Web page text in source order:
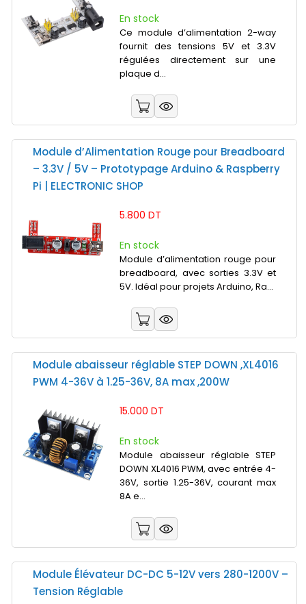
En stock
Ce module d’alimentation 2-way
fournit des tensions 5V et 3.3V
régulées directement sur une
plaque d...
Module d’Alimentation Rouge pour Breadboard
– 3.3V / 5V – Prototypage Arduino & Raspberry
Pi | ELECTRONIC SHOP
5.800 DT
En stock
Module d’alimentation rouge pour
breadboard, avec sorties 3.3V et
5V. Idéal pour projets Arduino, Ra...
Module abaisseur réglable STEP DOWN ,XL4016
PWM 4-36V à 1.25-36V, 8A max ,200W
15.000 DT
En stock
Module abaisseur réglable STEP
DOWN XL4016 PWM, avec entrée 4-
36V, sortie 1.25-36V, courant max
8A e...
Module Élévateur DC-DC 5-12V vers 280-1200V –
Tension Réglable